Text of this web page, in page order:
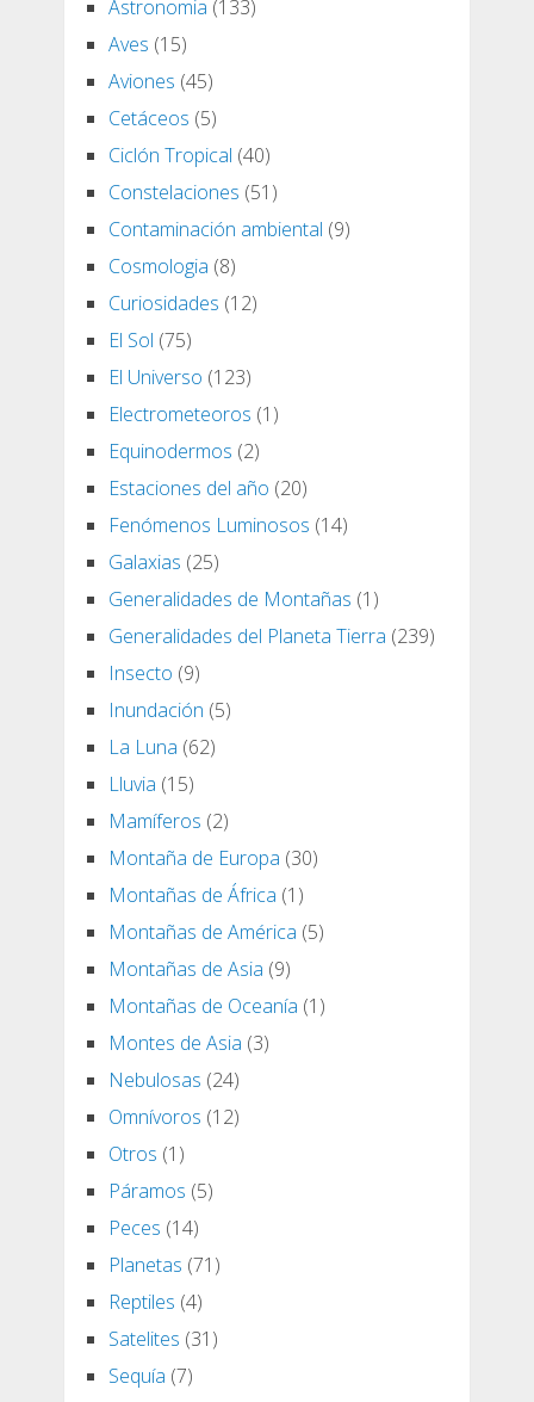
Astronomia (133)
Aves (15)
Aviones (45)
Cetáceos (5)
Ciclón Tropical (40)
Constelaciones (51)
Contaminación ambiental (9)
Cosmologia (8)
Curiosidades (12)
El Sol (75)
El Universo (123)
Electrometeoros (1)
Equinodermos (2)
Estaciones del año (20)
Fenómenos Luminosos (14)
Galaxias (25)
Generalidades de Montañas (1)
Generalidades del Planeta Tierra (239)
Insecto (9)
Inundación (5)
La Luna (62)
Lluvia (15)
Mamíferos (2)
Montaña de Europa (30)
Montañas de África (1)
Montañas de América (5)
Montañas de Asia (9)
Montañas de Oceanía (1)
Montes de Asia (3)
Nebulosas (24)
Omnívoros (12)
Otros (1)
Páramos (5)
Peces (14)
Planetas (71)
Reptiles (4)
Satelites (31)
Sequía (7)